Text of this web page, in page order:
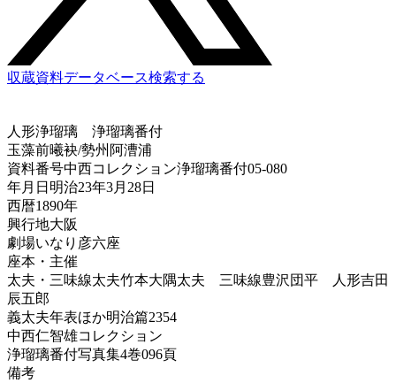
収蔵資料データベース検索する
人形浄瑠璃 浄瑠璃番付
玉藻前曦袂/勢州阿漕浦
資料番号中西コレクション浄瑠璃番付05-080
年月日 明治23年3月28日
西暦1890年
興行地大阪
劇場いなり彦六座
座本・主催
太夫・三味線太夫竹本大隅太夫 三味線豊沢団平 人形吉田
辰五郎
義太夫年表ほか明治篇2354
中西仁智雄コレクション
浄瑠璃番付写真集4巻096頁
備考